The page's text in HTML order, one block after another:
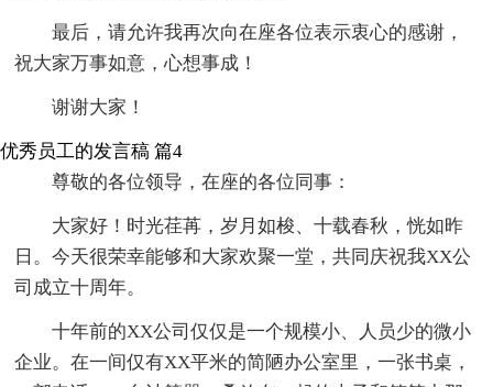
最后，请允许我再次向在座各位表示衷心的感谢，
祝大家万事如意，心想事成！
谢谢大家！
优秀员工的发言稿 篇4
尊敬的各位领导，在座的各位同事：
大家好！时光荏苒，岁月如梭、十载春秋，恍如昨
日。今天很荣幸能够和大家欢聚一堂，共同庆祝我XX公
司成立十周年。
十年前的XX公司仅仅是一个规模小、人员少的微小
企业。在一间仅有XX平米的简陋办公室里，一张书桌，